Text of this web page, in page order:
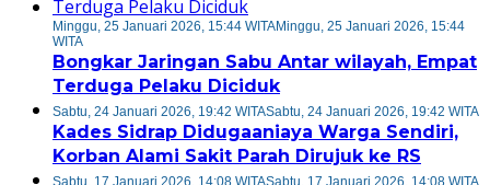
Minggu, 25 Januari 2026, 15:44 WITAMinggu, 25 Januari 2026, 15:44
WITA
Bongkar Jaringan Sabu Antar wilayah, Empat
Terduga Pelaku Diciduk
Sabtu, 24 Januari 2026, 19:42 WITASabtu, 24 Januari 2026, 19:42 WITA
Kades Sidrap Didugaaniaya Warga Sendiri,
Korban Alami Sakit Parah Dirujuk ke RS